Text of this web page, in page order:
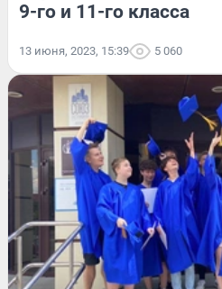
9-го и 11-го класса
13 июня, 2023, 15:39 5 060